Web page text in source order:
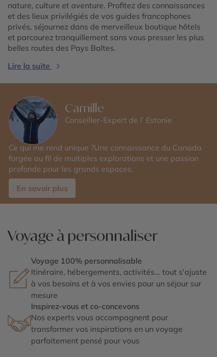
nature, culture et aventure. Profitez des connaissances
et des lieux privilégiés de vos guides francophones
privés, séjournez dans de merveilleux boutique hôtels
et parcourez tranquillement sans vous presser les plus
belles routes des Pays Baltes.
Lire la suite
Camille
Conseiller-Expert de l’ Estonie
Ce qui me rend unique ?Une connaissance du Canada
forgée au fil de multiples explorations et une passion
profonde pour les grands espaces.
En savoir plus
Voyage à personnaliser
Voyage 100% personnalisable
Itinéraire, hébergements, activités... tout s'ajuste
à vos besoins et à vos envies pour un séjour sur
mesure
Inspirez-vous et co-concevons
Nos experts vous accompagnent pour
transformer vos inspirations en un voyage
parfaitement pensé pour vous